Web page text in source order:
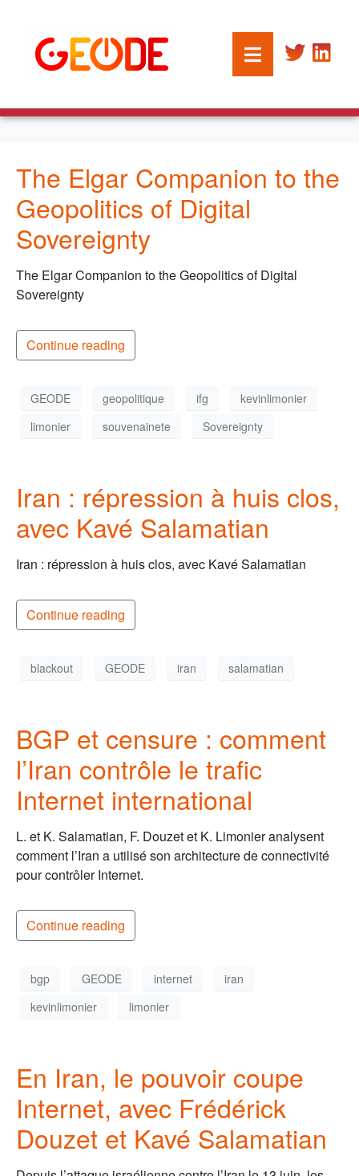
The Elgar Companion to the
Geopolitics of Digital
Sovereignty
The Elgar Companion to the Geopolitics of Digital
Sovereignty
Continue reading
GEODE geopolitique ifg
kevinlimonier
limonier
souvenainete Sovereignty
Iran : répression à huis clos,
avec Kavé Salamatian
Iran : répression à huis clos, avec Kavé Salamatian
Continue reading
blackout GEODE iran salamatian
BGP et censure : comment
l’Iran contrôle le trafic
Internet international
L. et K. Salamatian, F. Douzet et K. Limonier analysent
comment l’Iran a utilisé son architecture de connectivité
pour contrôler Internet.
Continue reading
bgp GEODE internet
iran
kevinlimonier
limonier
En Iran, le pouvoir coupe
Internet, avec Frédérick
Douzet et Kavé Salamatian